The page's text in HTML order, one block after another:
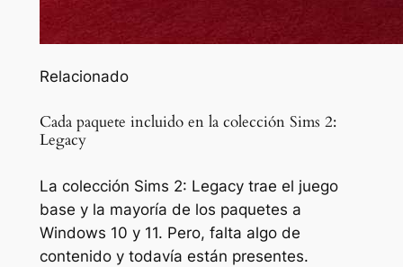
Relacionado
Cada paquete incluido en la colección Sims 2:
Legacy
La colección Sims 2: Legacy trae el juego
base y la mayoría de los paquetes a
Windows 10 y 11. Pero, falta algo de
contenido y todavía están presentes.